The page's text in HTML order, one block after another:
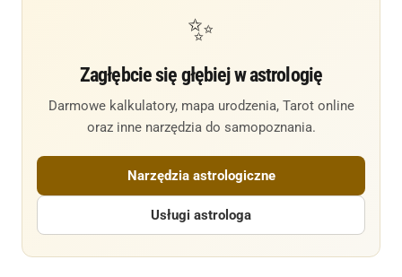
✨
Zagłębcie się głębiej w astrologię
Darmowe kalkulatory, mapa urodzenia, Tarot online
oraz inne narzędzia do samopoznania.
Narzędzia astrologiczne
Usługi astrologa